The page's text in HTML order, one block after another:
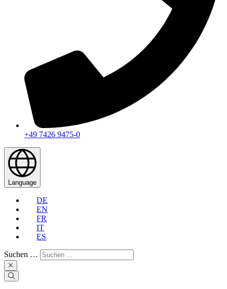
+49 7426 9475-0
Language
DE
EN
FR
IT
ES
Suchen …